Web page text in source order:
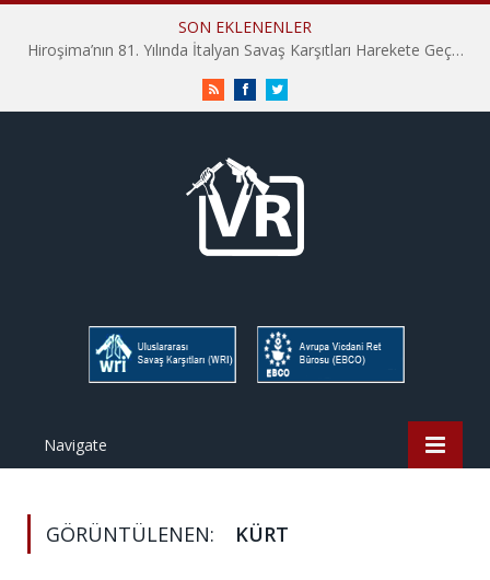
SON EKLENENLER
Hiroşima’nın 81. Yılında İtalyan Savaş Karşıtları Harekete Geçti: “Hatırlamak yeterli değil”
RSS FacebookTwitter
Navigate
GÖRÜNTÜLENEN: KÜRT